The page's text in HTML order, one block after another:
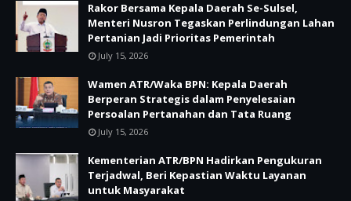
Rakor Bersama Kepala Daerah Se-Sulsel,
Menteri Nusron Tegaskan Perlindungan Lahan
Pertanian Jadi Prioritas Pemerintah
July 15, 2026
Wamen ATR/Waka BPN: Kepala Daerah
Berperan Strategis dalam Penyelesaian
Persoalan Pertanahan dan Tata Ruang
July 15, 2026
Kementerian ATR/BPN Hadirkan Pengukuran
Terjadwal, Beri Kepastian Waktu Layanan
untuk Masyarakat